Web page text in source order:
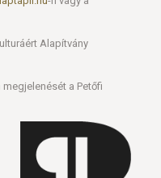
Alapítvány
a Petőfi